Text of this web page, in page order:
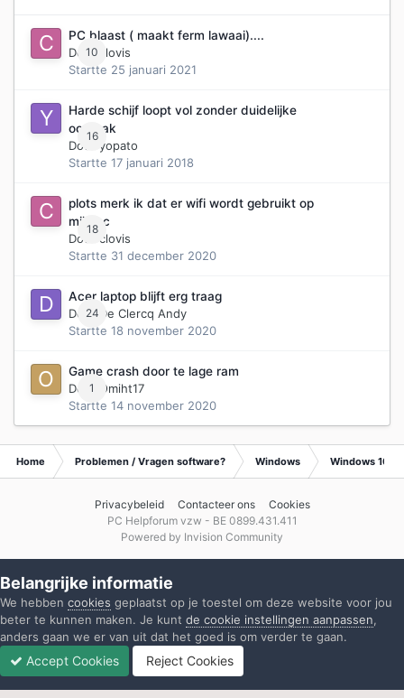
10
PC blaast ( maakt ferm lawaai)....
Door
clovis
Startte 25 januari 2021
16
Harde schijf loopt vol zonder duidelijke
oorzaak
Door
yopato
Startte 17 januari 2018
18
plots merk ik dat er wifi wordt gebruikt op
mijn pc
Door clovis
Startte 31 december 2020
24
Acer laptop blijft erg traag
Door De Clercq Andy
Startte 18 november 2020
1
Game crash door te lage ram
Door
Omiht17
Startte 14 november 2020
Home Problemen / Vragen software? Windows Windows 10
Privacybeleid Contacteer ons
Cookies
PC Helpforum vzw - BE 0899.431.411
Powered by Invision Community
Belangrijke informatie
We hebben cookies geplaatst op je toestel om deze website voor jou
beter te kunnen maken. Je kunt de cookie instellingen aanpassen,
anders gaan we er van uit dat het goed is om verder te gaan.
Accept Cookies Reject Cookies
Ongelezen